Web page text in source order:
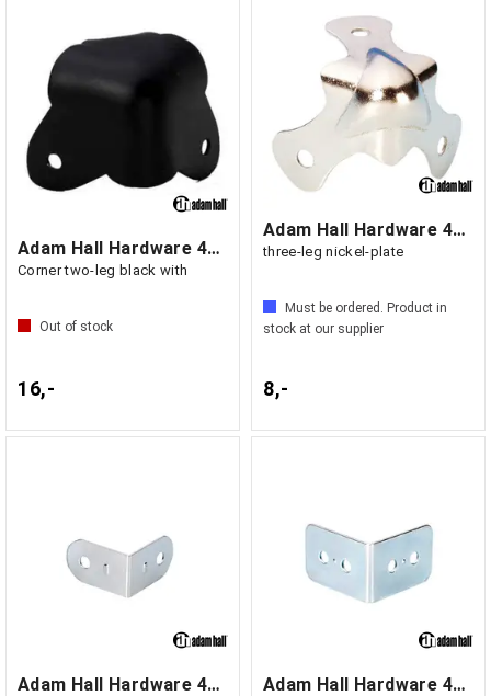
Adam Hall Hardware 4026 BLK - Case
Corner two-leg black with
Out of stock
16,-
Adam Hall Hardware 4030 - Ball Corner
three-leg nickel-plate
Must be ordered. Product in
stock at our supplier
8,-
Adam Hall Hardware 4040 - Corner Brace Adam Hall Hardware 40402 - Corner Brace